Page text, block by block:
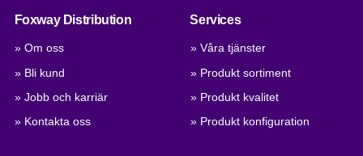
Foxway Distribution
» Om oss
» Bli kund
» Jobb och karriär
» Kontakta oss
Services
» Våra tjänster
» Produkt sortiment
» Produkt kvalitet
» Produkt konfiguration